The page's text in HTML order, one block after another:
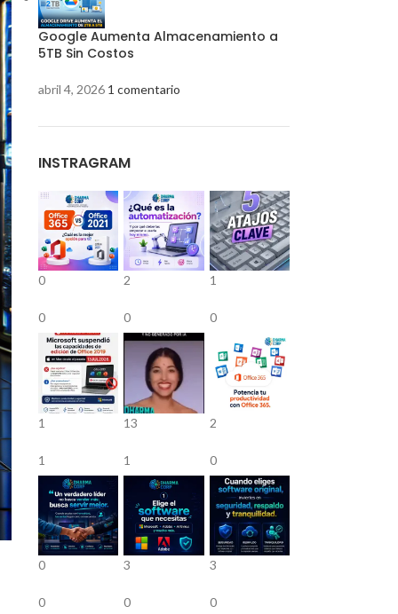
Google Aumenta Almacenamiento a
5TB Sin Costos
abril 4, 2026 1 comentario
INSTRAGRAM
0
0
2
0
1
0
1
1
13
1
2
0
0
0
3
0
3
0